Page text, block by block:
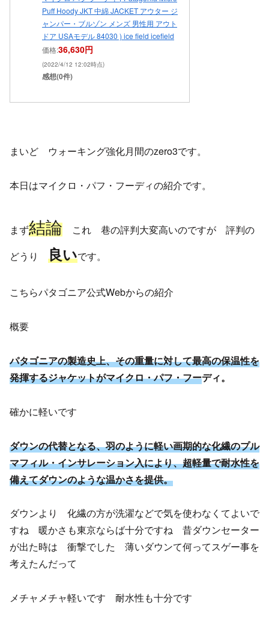
Puff Hoody JKT 中綿 JACKET アウター ジ
ャンパー・ブルゾン メンズ 男性用 アウト
ドア USAモデル 84030 ) ice field icefield
価格:36,630円
(2022/4/12 12:02時点)
感想(0件)
まいど ウォーキング強化月間のzero3です。
本日はマイクロ・パフ・フーディの紹介です。
まず結論 これ 巷の評判大変高いのですが 評判の
どうり 良いです。
こちらパタゴニア公式Webからの紹介
概要
パタゴニアの製造史上、その重量に対して最高の保温性を
発揮するジャケットがマイクロ・パフ・フーディ。
確かに軽いです
ダウンの代替となる、羽のように軽い画期的な化繊のプル
マフィル・インサレーション入により、超軽量で耐水性を
備えてダウンのような温かさを提供。
ダウンより 化繊の方が洗濯などで気を使わなくてよいで
すね 暖かさも東京ならば十分ですね 昔ダウンセーター
が出た時は 衝撃でした 薄いダウンて何ってスゲー事を
考えたんだって
メチャメチャ軽いです 耐水性も十分です